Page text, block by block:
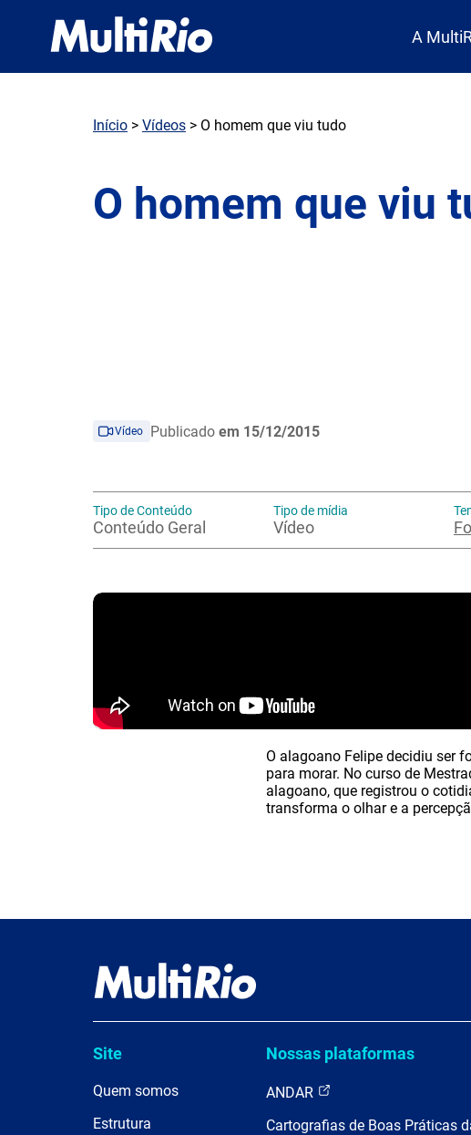
A
Início > Vídeos > O homem que viu tudo
O homem que viu
Vídeo Publicado em 15/12/2015
Tipo de Conteúdo
Conteúdo Geral
Tipo de mídia
Vídeo
O alagoano Felipe decidiu ser
para morar. No curso de
alagoano, que registrou o
transforma o olhar e a
Site
Quem somos
Estrutura
Nossas plataformas
ANDAR
Cartografias de Boas Práticas